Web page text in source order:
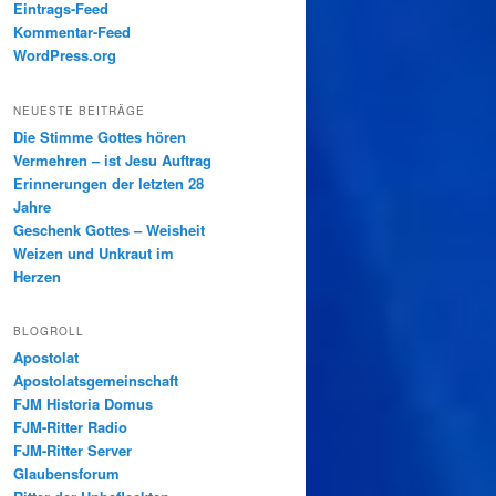
Eintrags-Feed
Kommentar-Feed
WordPress.org
NEUESTE BEITRÄGE
Die Stimme Gottes hören
Vermehren – ist Jesu Auftrag
Erinnerungen der letzten 28
Jahre
Geschenk Gottes – Weisheit
Weizen und Unkraut im
Herzen
BLOGROLL
Apostolat
Apostolatsgemeinschaft
FJM Historia Domus
FJM-Ritter Radio
FJM-Ritter Server
Glaubensforum